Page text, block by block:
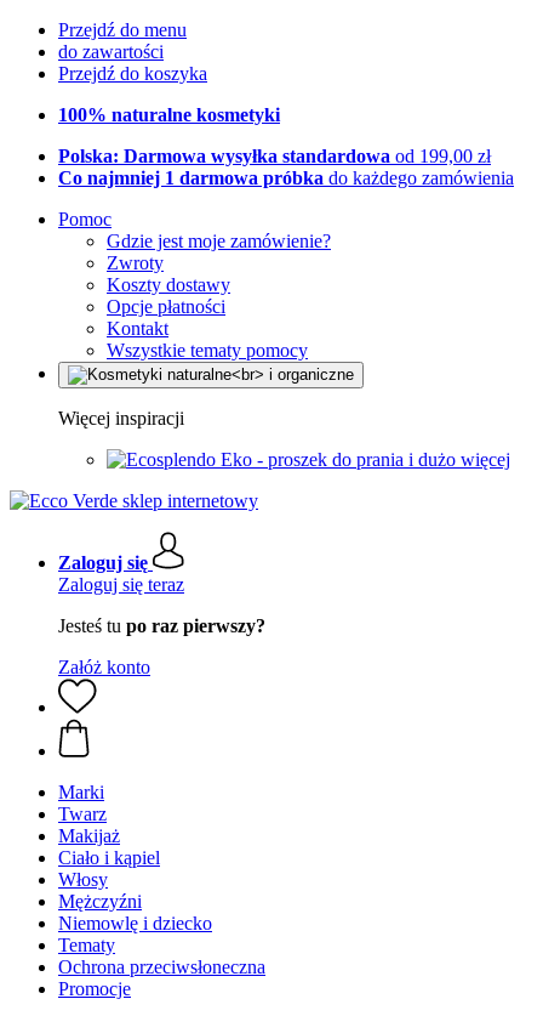
Przejdź do menu
do zawartości
Przejdź do koszyka
100% naturalne kosmetyki
Polska: Darmowa wysyłka standardowa od 199,00 zł
Co najmniej 1 darmowa próbka do każdego zamówienia
Pomoc
Gdzie jest moje zamówienie?
Zwroty
Koszty dostawy
Opcje płatności
Kontakt
Wszystkie tematy pomocy
Więcej inspiracji
Eko - proszek do prania i dużo więcej
Zaloguj się
Zaloguj się teraz
Jesteś tu po raz pierwszy?
Załóż konto
Marki
Twarz
Makijaż
Ciało i kąpiel
Włosy
Mężczyźni
Niemowlę i dziecko
Tematy
Ochrona przeciwsłoneczna
Promocje